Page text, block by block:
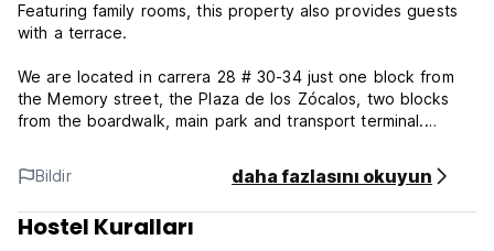
Featuring family rooms, this property also provides guests
with a terrace.
We are located in carrera 28 # 30-34 just one block from
the Memory street, the Plaza de los Zócalos, two blocks
from the boardwalk, main park and transport terminal.
Hospedaje Guatapé Policy and Condition:
Cancellation Policy: 24h before arrival. In case of a late
Bildir daha fazlasını okuyun
Hostel Kuralları